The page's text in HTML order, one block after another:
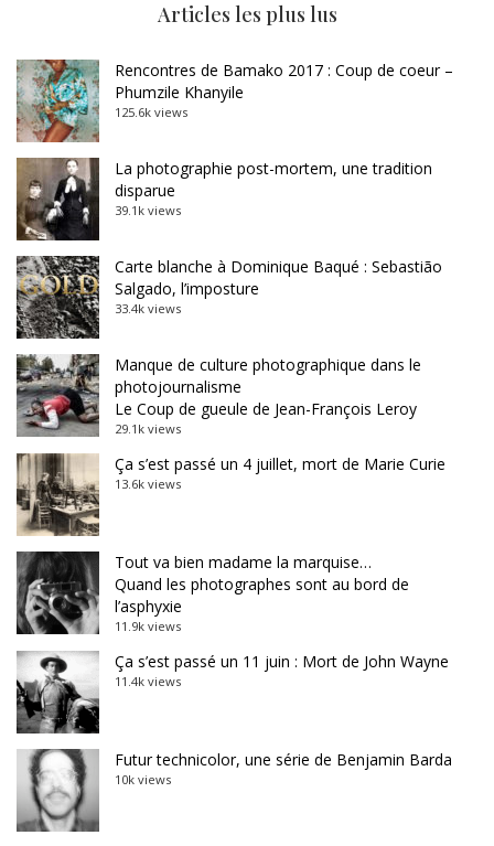
Articles les plus lus
Rencontres de Bamako 2017 : Coup de coeur –
Phumzile Khanyile
125.6k views
La photographie post-mortem, une tradition
disparue
39.1k views
Carte blanche à Dominique Baqué : Sebastião
Salgado, l’imposture
33.4k views
Manque de culture photographique dans le
photojournalisme
Le Coup de gueule de Jean-François Leroy
29.1k views
Ça s’est passé un 4 juillet, mort de Marie Curie
13.6k views
Tout va bien madame la marquise…
Quand les photographes sont au bord de
l’asphyxie
11.9k views
Ça s’est passé un 11 juin : Mort de John Wayne
11.4k views
Futur technicolor, une série de Benjamin Barda
10k views